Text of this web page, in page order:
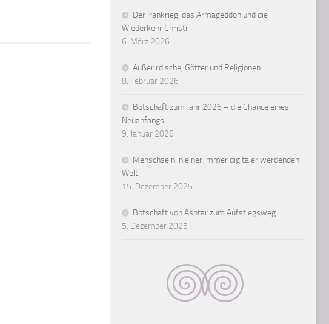
Der Irankrieg, das Armageddon und die
Wiederkehr Christi
6. März 2026
Außerirdische, Götter und Religionen
8. Februar 2026
Botschaft zum Jahr 2026 – die Chance eines
Neuanfangs
9. Januar 2026
Menschsein in einer immer digitaler werdenden
Welt
15. Dezember 2025
Botschaft von Ashtar zum Aufstiegsweg
5. Dezember 2025